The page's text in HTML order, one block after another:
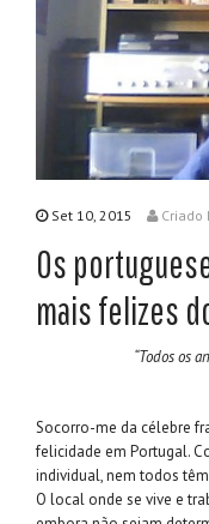
Set 10, 2015 Criado
Os
mais felizes
“Todos os
Socorro-me da célebre
felicidade em Portugal.
individual, nem todos
O local onde se vive e